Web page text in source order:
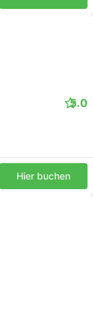
5.0
Hier buchen